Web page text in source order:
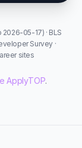
05-17) · BLS
Survey ·
sites
ApplyTOP.